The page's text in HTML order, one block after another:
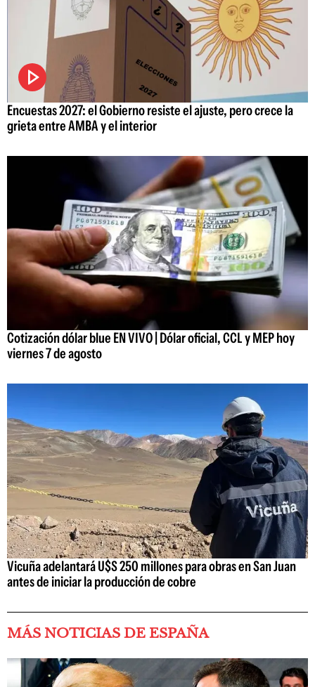
Encuestas 2027: el Gobierno resiste el ajuste, pero crece la
grieta entre AMBA y el interior
Cotización dólar blue EN VIVO | Dólar oficial, CCL y MEP hoy
viernes 7 de agosto
Vicuña adelantará U$S 250 millones para obras en San Juan
antes de iniciar la producción de cobre
MÁS NOTICIAS DE ESPAÑA